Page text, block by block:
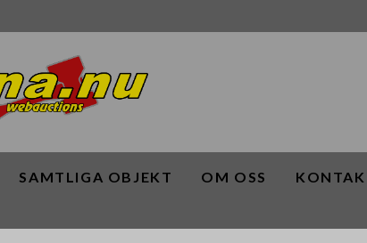
SAMTLIGA OBJEKT OM OSS